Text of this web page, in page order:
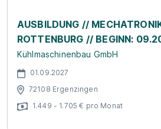
AUSBILDUNG //
ROTTENBURG // BEGINN:
Kühlmaschinenbau GmbH
01.09.2027
72108 Ergenzingen
1.449 - 1.705 € pro Monat